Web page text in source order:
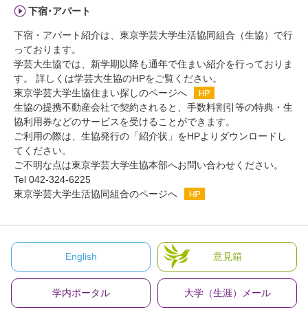
下宿･アパート
下宿・アパート紹介は、東京学芸大学生活協同組合（生協）で行
っております。
学芸大生協では、新学期以降も通年で住まい紹介を行っておりま
す。 詳しくは学芸大生協のHPをご覧ください。
東京学芸大学生協住まい探しのページへ
生協の提携不動産会社で契約されると、手数料割引等の特典・生
協利用券などのサービスを受けることができます。
ご利用の際は、生協発行の「紹介状」をHPよりダウンロードし
てください。
ご不明な点は東京学芸大学生協本部へお問い合わせください。
Tel 042-324-6225
東京学芸大学生活協同組合のページへ
English 意見箱
学内ポータル 大学（生涯）メール